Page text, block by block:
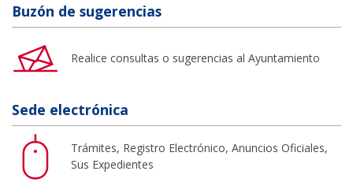
Buzón de sugerencias
Realice consultas o sugerencias al Ayuntamiento
Sede electrónica
Trámites, Registro Electrónico, Anuncios Oficiales,
Sus Expedientes